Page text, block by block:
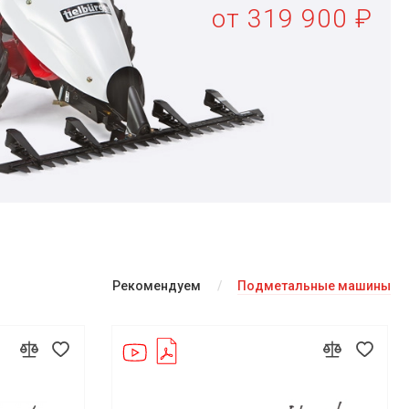
от 319 900 ₽
Рекомендуем Подметальные машины